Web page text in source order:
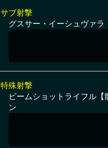
サブ射撃
グスサー・イーシュヴァラ
特殊射撃
ビームショットライフル【
ン